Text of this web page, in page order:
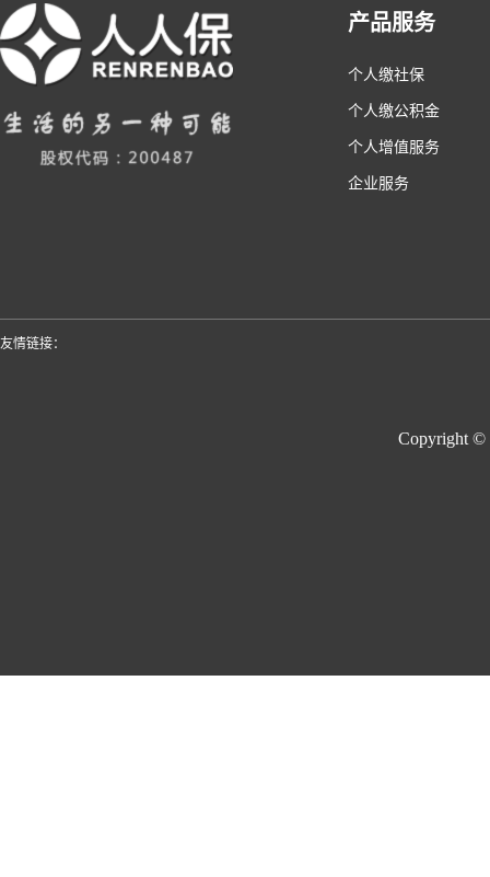
产品服务
个人缴社保
个人缴公积金
个人增值服务
企业服务
友情链接：
Copyright ©